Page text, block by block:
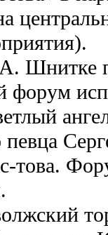
Шнитке
форум
певца
това.